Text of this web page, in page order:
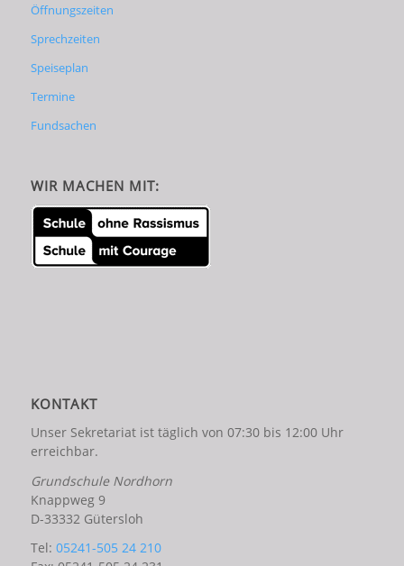
Öffnungszeiten
Sprechzeiten
Speiseplan
Termine
Fundsachen
WIR MACHEN MIT:
KONTAKT
Unser Sekretariat ist täglich von 07:30 bis 12:00 Uhr
erreichbar.
Grundschule Nordhorn
Knappweg 9
D-33332 Gütersloh
Tel: 05241-505 24 210